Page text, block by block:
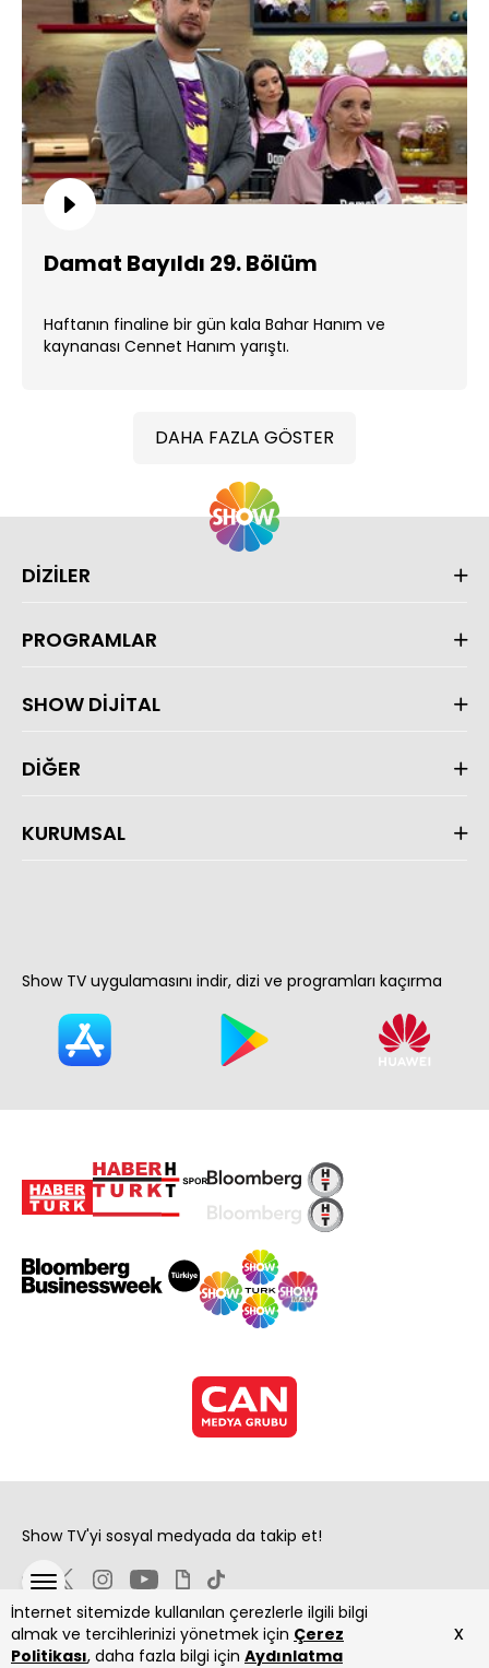
Damat Bayıldı 29. Bölüm
Haftanın finaline bir gün kala Bahar Hanım ve
kaynanası Cennet Hanım yarıştı.
DAHA FAZLA GÖSTER
İnternet sitemizde kullanılan çerezlerle ilgili bilgi
almak ve tercihlerinizi yönetmek için Çerez
Politikası, daha fazla bilgi için Aydınlatma
x
DİZİLER
PROGRAMLAR
SHOW DİJİTAL
DİĞER
KURUMSAL
Show TV uygulamasını indir, dizi ve programları kaçırma
Show TV'yi sosyal medyada da takip et!